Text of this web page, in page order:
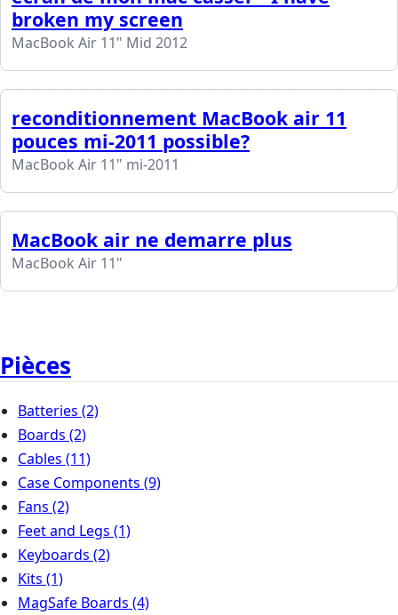
broken my screen
MacBook Air 11" Mid 2012
reconditionnement MacBook air 11
pouces mi-2011 possible?
MacBook Air 11" mi-2011
MacBook air ne demarre plus
MacBook Air 11"
Pièces
Batteries (2)
Boards (2)
Cables (11)
Case Components (9)
Fans (2)
Feet and Legs (1)
Keyboards (2)
Kits (1)
MagSafe Boards (4)